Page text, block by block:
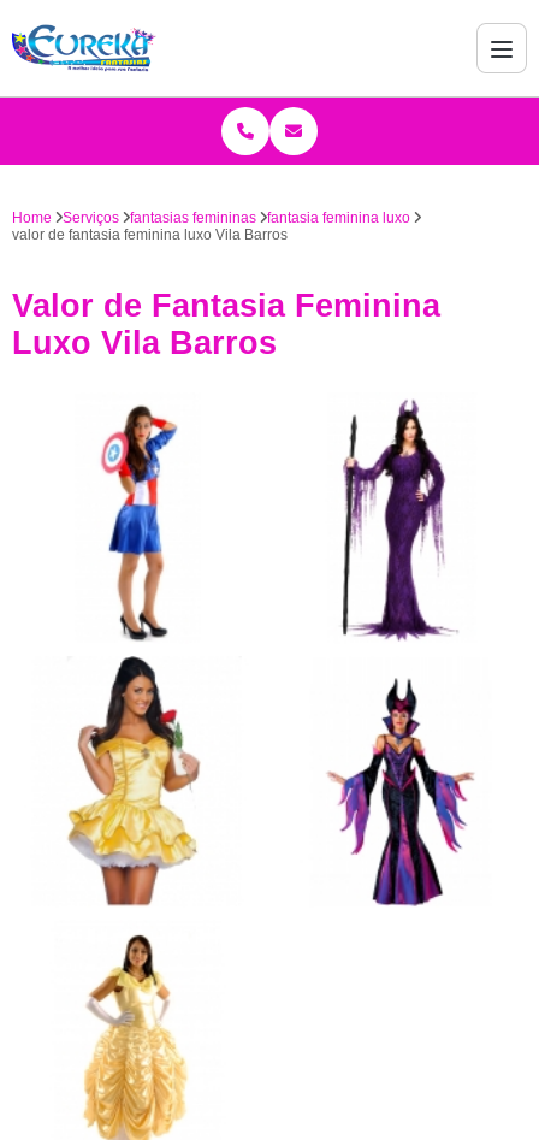
Home Serviços fantasias femininas
fantasia feminina luxo
valor de fantasia feminina luxo Vila Barros
Valor de Fantasia Feminina
Luxo Vila Barros